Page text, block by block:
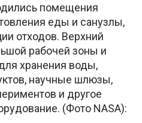
помещения
еды и санузлы,
отходов. Верхний
рабочей зоны и
хранения воды,
научные шлюзы,
и другое
(Фото NASA):